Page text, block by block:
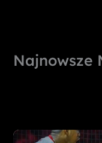
Najnowsze